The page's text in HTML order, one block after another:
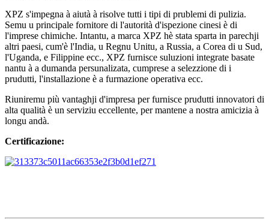
XPZ s'impegna à aiutà à risolve tutti i tipi di prublemi di pulizia.
Semu u principale fornitore di l'autorità d'ispezione cinesi è di
l'imprese chimiche. Intantu, a marca XPZ hè stata sparta in parechji
altri paesi, cum'è l'India, u Regnu Unitu, a Russia, a Corea di u Sud,
l'Uganda, e Filippine ecc., XPZ furnisce suluzioni integrate basate
nantu à a dumanda persunalizata, cumprese a selezzione di i
prudutti, l'installazione è a furmazione operativa ecc.
Riuniremu più vantaghji d'impresa per furnisce prudutti innovatori di
alta qualità è un serviziu eccellente, per mantene a nostra amicizia à
longu andà.
Certificazione: